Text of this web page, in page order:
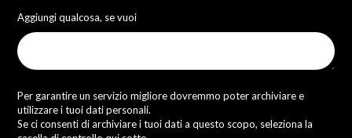
Aggiungi qualcosa, se vuoi
Per garantire un servizio migliore dovremmo poter archiviare e
utilizzare i tuoi dati personali.
Se ci consenti di archiviare i tuoi dati a questo scopo, seleziona la